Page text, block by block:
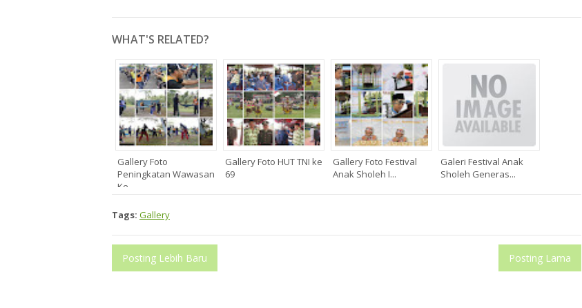
WHAT'S RELATED?
Gallery Foto
Peningkatan Wawasan
Ke...
Gallery Foto HUT TNI ke
69
Gallery Foto Festival
Anak Sholeh I...
Galeri Festival Anak
Sholeh Generas...
Tags: Gallery
Posting Lebih Baru Posting Lama